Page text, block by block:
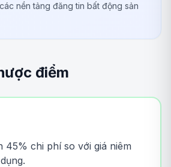
nền tảng đăng tin bất động sản
điểm
45% chi phí so với giá niêm